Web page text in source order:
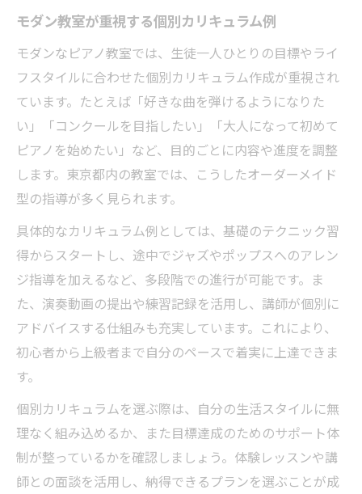
モダン教室が重視する個別カリキュラム例
モダンなピアノ教室では、生徒一人ひとりの目標やライ
フスタイルに合わせた個別カリキュラム作成が重視され
ています。たとえば「好きな曲を弾けるようになりた
い」「コンクールを目指したい」「大人になって初めて
ピアノを始めたい」など、目的ごとに内容や進度を調整
します。東京都内の教室では、こうしたオーダーメイド
型の指導が多く見られます。
具体的なカリキュラム例としては、基礎のテクニック習
得からスタートし、途中でジャズやポップスへのアレン
ジ指導を加えるなど、多段階での進行が可能です。ま
た、演奏動画の提出や練習記録を活用し、講師が個別に
アドバイスする仕組みも充実しています。これにより、
初心者から上級者まで自分のペースで着実に上達できま
す。
個別カリキュラムを選ぶ際は、自分の生活スタイルに無
理なく組み込めるか、また目標達成のためのサポート体
制が整っているかを確認しましょう。体験レッスンや講
師との面談を活用し、納得できるプランを選ぶことが成